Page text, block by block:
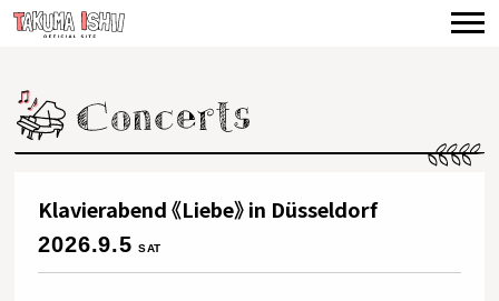
CONCERTS
Klavierabend 《Liebe》 in Düsseldorf
2026.9.5 SAT